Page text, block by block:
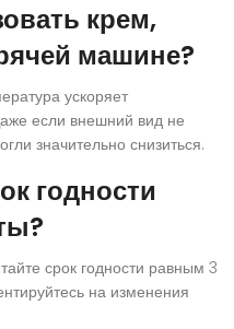
крем,
машине?
ускоряет
если внешний вид не
значительно снизиться.
годности
срок годности равным 3
на изменения